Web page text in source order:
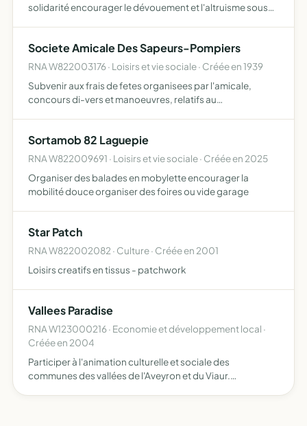
solidarité encourager le dévouement et l'altruisme sous
con…
Societe Amicale Des Sapeurs-Pompiers
RNA W822003176 · Loisirs et vie sociale · Créée en 1939
Subvenir aux frais de fetes organisees par l'amicale,
concours di-vers et manoeuvres, relatifs au
Sortamob 82 Laguepie
RNA W822009691 · Loisirs et vie sociale · Créée en 2025
Organiser des balades en mobylette encourager la
mobilité douce organiser des foires ou vide garage
Star Patch
RNA W822002082 · Culture · Créée en 2001
Loisirs creatifs en tissus - patchwork
Vallees Paradise
RNA W123000216 · Economie et développement local ·
Créée en 2004
Participer à l'animation culturelle et sociale des
communes des vallées de l'Aveyron et du Viaur.